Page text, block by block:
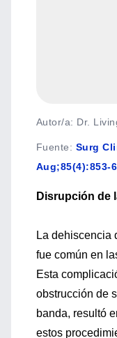
Autor/a: Dr.
Fuente: Surg
Aug;85(4):853-
Disrupción de
La dehiscencia
fue común en
Esta
obstrucción de
banda, resultó
estos